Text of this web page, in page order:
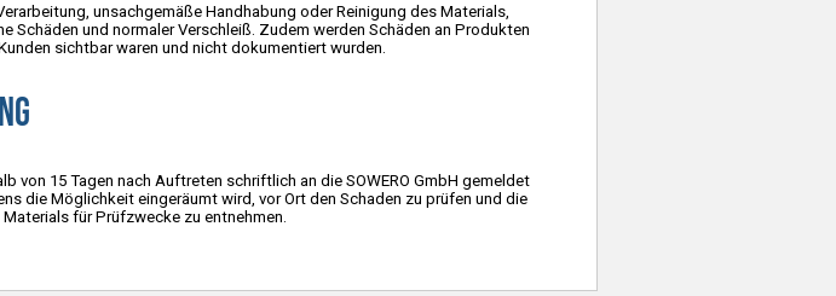
unsachgemäße Handhabung oder Reinigung des Materials,
Schäden und normaler Verschleiß. Zudem werden Schäden an Produkten
sichtbar waren und nicht dokumentiert wurden.
von 15 Tagen nach Auftreten schriftlich an die SOWERO GmbH gemeldet
die Möglichkeit eingeräumt wird, vor Ort den Schaden zu prüfen und die
für Prüfzwecke zu entnehmen.